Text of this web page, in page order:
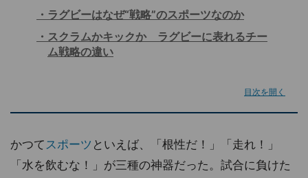
ラグビーはなぜ“戦略”のスポーツなのか
スクラムかキックか ラグビーに表れるチー
ム戦略の違い
目次を開く
かつてスポーツ といえば、「根性だ！」「走れ！」
「水を飲むな！」が三種の神器だった。試合に負けた